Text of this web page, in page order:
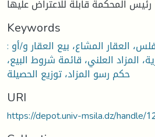
Keywords
: القاصر، المفقود، المفلس، العقار المشاع، بيع العقار و/أو
المزاد العلني، قائمة شروط البيع،
حكم رسو المزاد، توزيع الحصيلة
URI
https://depot.univ-msila.dz/handle/